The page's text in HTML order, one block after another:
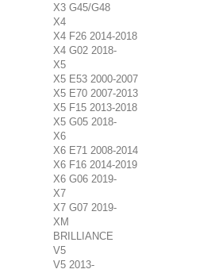
X3 G45/G48
X4
X4 F26 2014-2018
X4 G02 2018-
X5
X5 E53 2000-2007
X5 E70 2007-2013
X5 F15 2013-2018
X5 G05 2018-
X6
X6 E71 2008-2014
X6 F16 2014-2019
X6 G06 2019-
X7
X7 G07 2019-
XM
BRILLIANCE
V5
V5 2013-